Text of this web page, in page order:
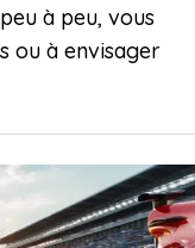
à peu, vous
ou à envisager